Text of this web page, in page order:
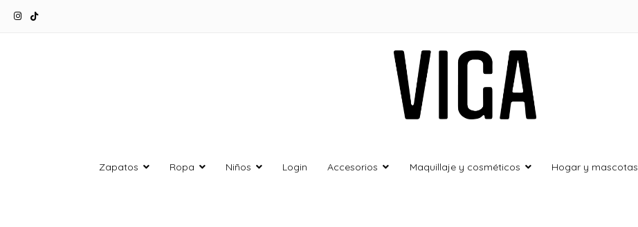
Zapatos Ropa Niños Login Accesorios Maquillaje y cosméticos Hogar y mascotas